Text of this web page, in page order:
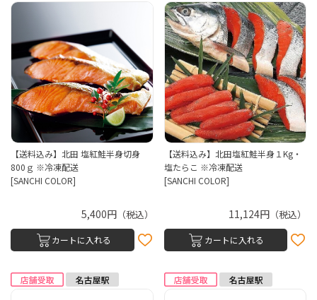
【送料込み】北田 塩紅鮭半身切身
800ｇ ※冷凍配送
[SANCHI COLOR]
5,400円（税込）
カートに入れる
【送料込み】北田塩紅鮭半身１Kg・
塩たらこ ※冷凍配送
[SANCHI COLOR]
11,124円 （税込）
カートに入れる